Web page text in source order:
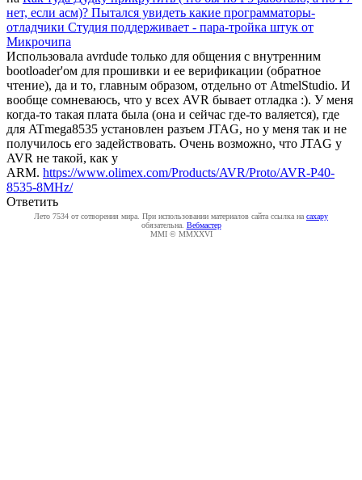
нет, если асм)? Пытался увидеть какие программаторы-
отладчики Студия поддерживает - пара-тройка штук от
Микрочипа
Использовала avrdude только для общения с внутренним
bootloader'ом для прошивки и ее верификации (обратное
чтение), да и то, главным образом, отдельно от AtmelStudio. И
вообще сомневаюсь, что у всех AVR бывает отладка :). У меня
когда-то такая плата была (она и сейчас где-то валяется), где
для ATmega8535 установлен разъем JTAG, но у меня так и не
получилось его задействовать. Очень возможно, что JTAG у
AVR не такой, как у
ARM. https://www.olimex.com/Products/AVR/Proto/AVR-P40-
8535-8MHz/
Ответить
Лето 7534 от сотворения мира. При использовании материалов сайта ссылка на caxapу
обязательна. Вебмастер
MMI © MMXXVI